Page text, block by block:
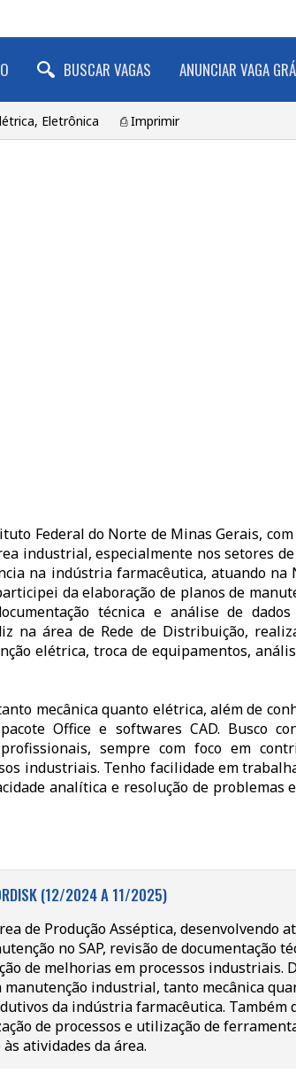
BUSCAR VAGAS ANUNCIAR VAGA
Eletrônica ⎙ Imprimir
Federal do Norte de Minas Gerais,
industrial, especialmente nos setores de
na indústria farmacêutica, atuando na
da elaboração de planos de
técnica e análise de dados
na área de Rede de Distribuição,
elétrica, troca de equipamentos,
mecânica quanto elétrica, além de
Office e softwares CAD. Busco
sempre com foco em
industriais. Tenho facilidade em
analítica e resolução de problemas
(12/2024 A 11/2025)
de Produção Asséptica, desenvolvendo
no SAP, revisão de documentação
de melhorias em processos industriais.
industrial, tanto mecânica
da indústria farmacêutica. Também
de processos e utilização de
atividades da área.